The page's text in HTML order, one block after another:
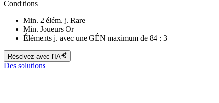
Conditions
Min. 2 élém. j. Rare
Min. Joueurs Or
Éléments j. avec une GÉN maximum de 84 : 3
Résolvez avec l'IA
Des solutions